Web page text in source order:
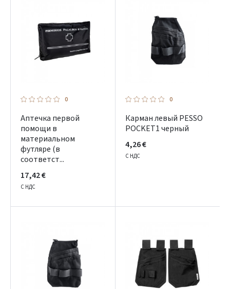
0
Аптечка первой
помощи в
материальном
футляре (в
соответст...
17,42 €
С НДС
0
Карман левый PESSO
POCKET1 черный
4,26 €
С НДС
Prisijungti
Facebook